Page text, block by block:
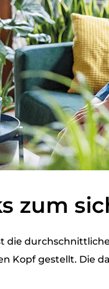
zum
die
Kopf gestellt. Die